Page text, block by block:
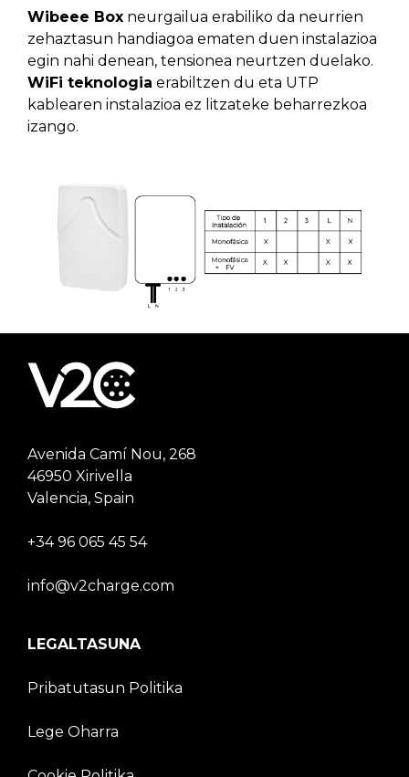
Wibeee Box neurgailua erabiliko da neurrien
zehaztasun handiagoa ematen duen instalazioa
egin nahi denean, tensionea neurtzen duelako.
WiFi teknologia erabiltzen du eta UTP
kablearen instalazioa ez litzateke beharrezkoa
izango.
Avenida Camí Nou, 268
46950 Xirivella
Valencia, Spain
+34 96 065 45 54
info@v2charge.com
LEGALTASUNA
Pribatutasun Politika
Lege Oharra